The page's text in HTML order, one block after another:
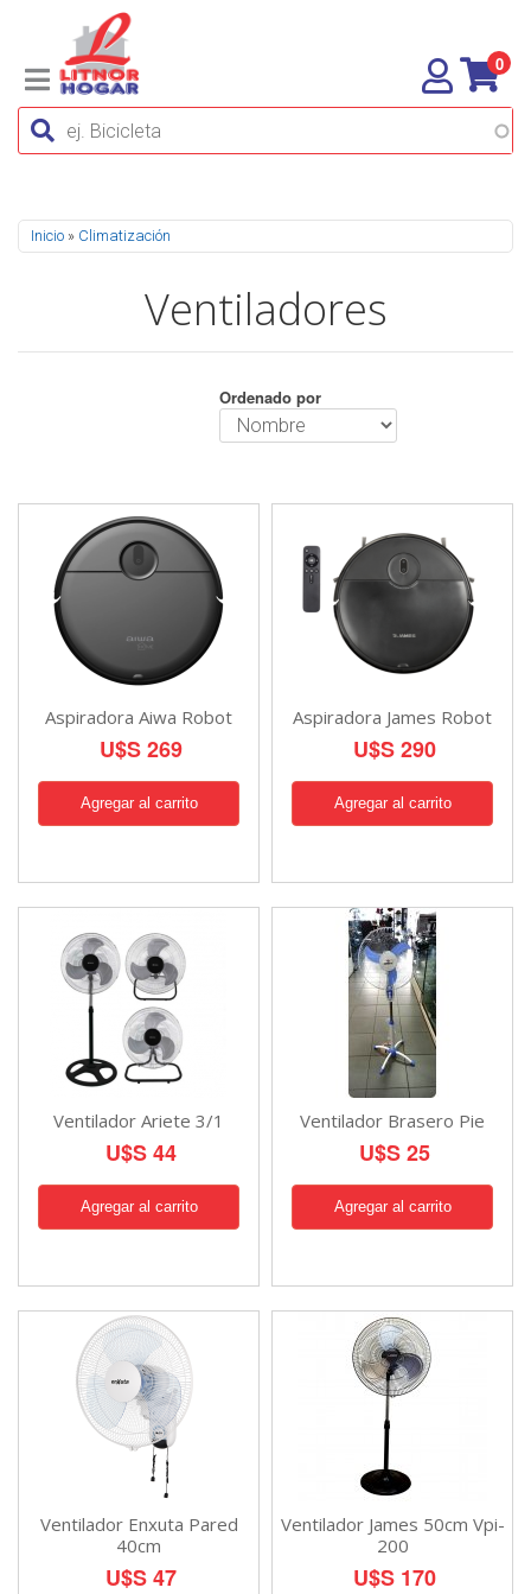
0
Se encuentra usted aquí
Inicio » Climatización
Ventiladores
Ordenado por
Aspiradora Aiwa Robot
U$S 269
Aspiradora James Robot
U$S 290
Ventilador Ariete 3/1
U$S 44
Ventilador Brasero Pie
U$S 25
Ventilador Enxuta Pared
40cm
U$S 47
Ventilador James 50cm Vpi-
200
U$S 170